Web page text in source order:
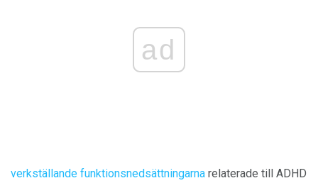
ad
verkställande funktionsnedsättningarna relaterade till ADHD